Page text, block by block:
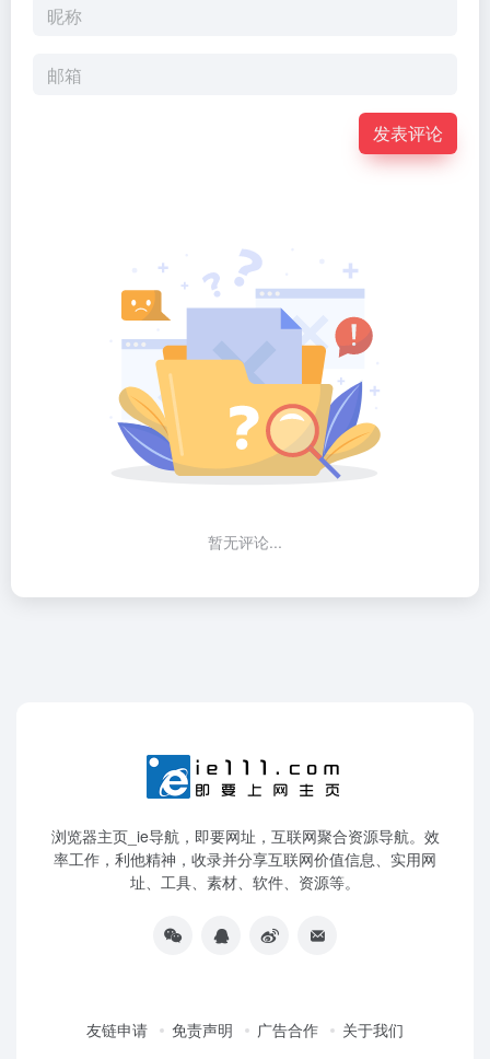
发表评论
暂无评论...
浏览器主页_ie导航，即要网址，互联网聚合资源导航。效
率工作，利他精神，收录并分享互联网价值信息、实用网
址、工具、素材、软件、资源等。
友链申请 免责声明 广告合作 关于我们